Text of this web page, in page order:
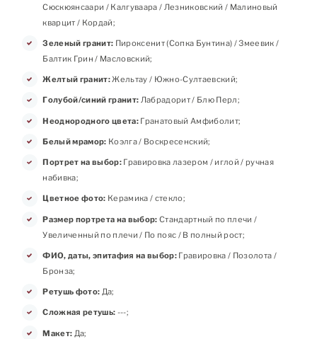
Сюскюянсаари / Калгуваара / Лезниковский / Малиновый
кварцит / Кордай;
Зеленый гранит: Пироксенит (Сопка Бунтина) / Змеевик /
Балтик Грин / Масловский;
Желтый гранит:Жельтау / Южно-Султаевский;
Голубой/синий гранит: Лабрадорит / Блю Перл;
Неоднородного цвета:Гранатовый Амфиболит;
Белый мрамор: Коэлга / Воскресенский;
Портрет на выбор:Гравировка лазером / иглой / ручная
набивка;
Цветное фото: Керамика / стекло;
Размер портрета на выбор: Стандартный по плечи /
Увеличенный по плечи / По пояс / В полный рост;
ФИО, даты, эпитафия на выбор:Гравировка / Позолота /
Бронза;
Ретушь фото: Да;
Сложная ретушь: ---;
Макет: Да;